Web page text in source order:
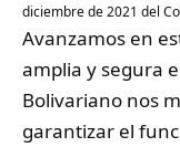
diciembre de 2021 del
Avanzamos en
amplia y segura
Bolivariano nos
garantizar el